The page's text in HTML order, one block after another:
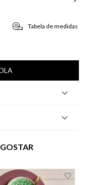
Tabela de medidas